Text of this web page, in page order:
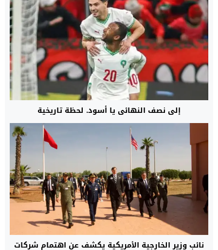
إلى نصف النهائي يا أسود. لحظة تاريخية
نائب وزير الخارجية الأمريكية يكشف عن اهتمام شركات